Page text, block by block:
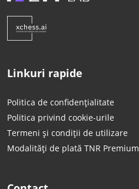
Linkuri rapide
Politica de confidențialitate
Politica privind cookie-urile
Termeni și condiții de utilizare
Modalități de plată TNR Premium